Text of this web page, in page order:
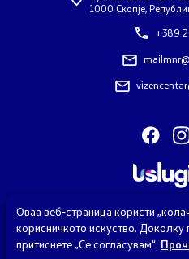
Социјални Медиуми
ЧПП - Често поставувани
Изјава за пристапност
1000 Скопје,
+389 2
Оваа веб-страница користи
корисничкото искуство. Доколку
притиснете „Се согласувам“.